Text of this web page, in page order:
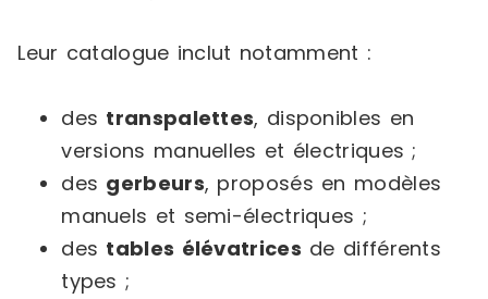
Leur catalogue inclut notamment :
des transpalettes, disponibles en
versions manuelles et électriques ;
des gerbeurs, proposés en modèles
manuels et semi-électriques ;
des tables élévatrices de différents
types ;